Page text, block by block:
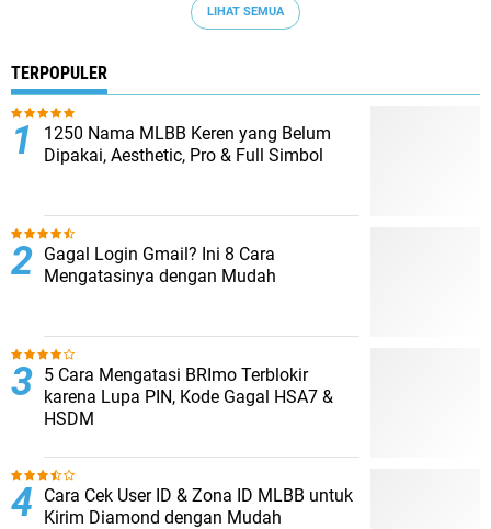
LIHAT SEMUA
TERPOPULER
1250 Nama MLBB Keren yang Belum
Dipakai, Aesthetic, Pro & Full Simbol
Gagal Login Gmail? Ini 8 Cara
Mengatasinya dengan Mudah
5 Cara Mengatasi BRImo Terblokir
karena Lupa PIN, Kode Gagal HSA7 &
HSDM
Cara Cek User ID & Zona ID MLBB untuk
Kirim Diamond dengan Mudah